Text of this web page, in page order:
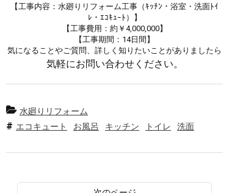
【工事内容：水廻りリフォーム工事（ｷｯﾁﾝ・浴室・洗面ﾄｲ
ﾚ・ｴｺｷｭｰﾄ）】
【工事費用：約￥4,000,000】
【工事期間：14日間】
気になることやご質問、詳しく知りたいことがありましたら
気軽にお問い合わせください。
水廻りリフォーム
エコキュート
お風呂 キッチン トイレ 洗面